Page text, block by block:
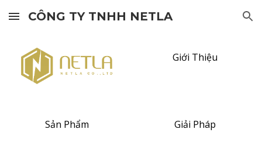
Skip to main content Skip to navigation
CÔNG TY TNHH NETLA
Giới Thiệu
Sản Phẩm Giải Pháp